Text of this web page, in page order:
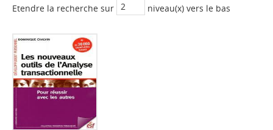
Etendre la recherche sur niveau(x) vers le bas